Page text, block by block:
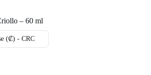
– 60 ml
(₡) - CRC